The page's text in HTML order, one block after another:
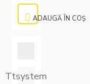
ADAUGĂ ÎN COŞ
Ttsystem